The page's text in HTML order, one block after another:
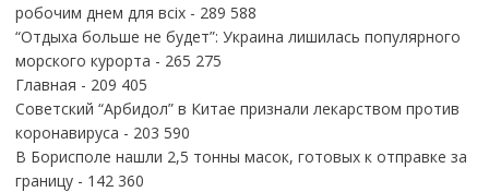
робочим днем для всіх- 289 588
“Отдыха больше не будет”: Украина лишилась популярного
морского курорта - 265 275
Главная - 209 405
Советский “Арбидол” в Китае признали лекарством против
коронавируса - 203 590
В Борисполе нашли 2,5 тонны масок, готовых к отправке за
границу- 142 360